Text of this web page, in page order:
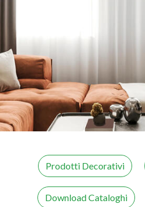
Prodotti Decorativi
Download Cataloghi